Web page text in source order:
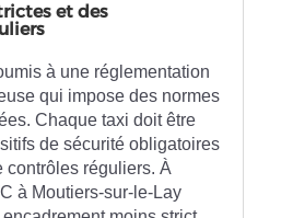
et des
à une réglementation
qui impose des normes
Chaque taxi doit être
de sécurité obligatoires
contrôles réguliers. À
à Moutiers-sur-le-Lay